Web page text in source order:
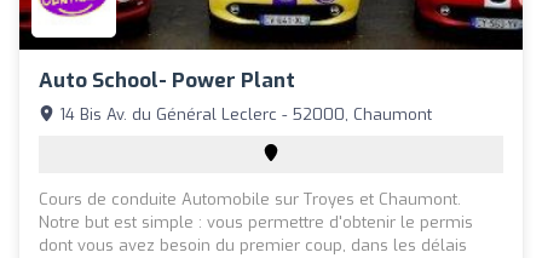
Auto School- Power Plant
14 Bis Av. du Général Leclerc - 52000, Chaumont
Cours de conduite Automobile sur Troyes et Chaumont.
Notre but est simple : vous permettre d'obtenir le permis
dont vous avez besoin du premier coup, dans les délais